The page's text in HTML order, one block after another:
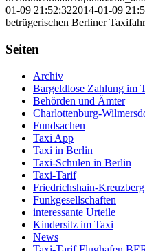
01-09 21:52:322014-01-09
betrügerischen Berliner
Seiten
Archiv
Bargeldlose Zahlung im
Behörden und Ämter
Charlottenburg-
Fundsachen
Taxi App
Taxi in Berlin
Taxi-Schulen in Berlin
Taxi-Tarif
Friedrichshain-Kreuzberg
Funkgesellschaften
interessante Urteile
Kindersitz im Taxi
News